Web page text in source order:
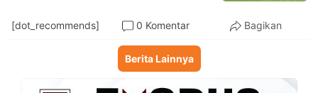
[dot_recommends] 0 Komentar Bagikan
Berita Lainnya